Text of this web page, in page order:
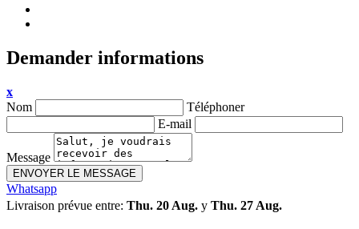
Demander informations
x
Nom
Téléphoner
E-mail
Message
ENVOYER LE MESSAGE
Whatsapp
Livraison prévue entre: Thu. 20 Aug. y Thu. 27 Aug.